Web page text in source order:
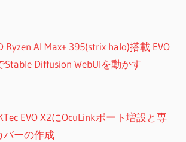
Ryzen AI Max+ 395(strix halo)搭載 EVO
Stable Diffusion WebUIを動かす
EVO X2にOcuLinkポート増設と専
バーの作成